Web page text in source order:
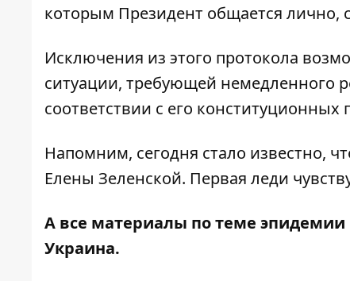
которым Президент общается
Исключения из этого протокола
ситуации, требующей немедленного
соответствии с его
Напомним, сегодня стало известно,
Елены Зеленской. Первая леди
А все материалы по теме
Украина.